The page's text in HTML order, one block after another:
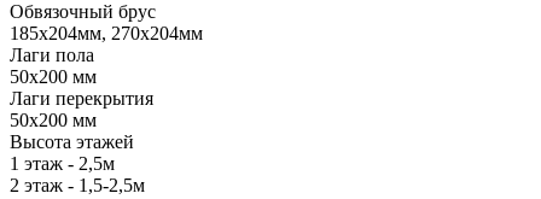
Обвязочный брус
185х204мм, 270х204мм
Лаги пола
50х200 мм
Лаги перекрытия
50х200 мм
Высота этажей
1 этаж - 2,5м
2 этаж - 1,5-2,5м